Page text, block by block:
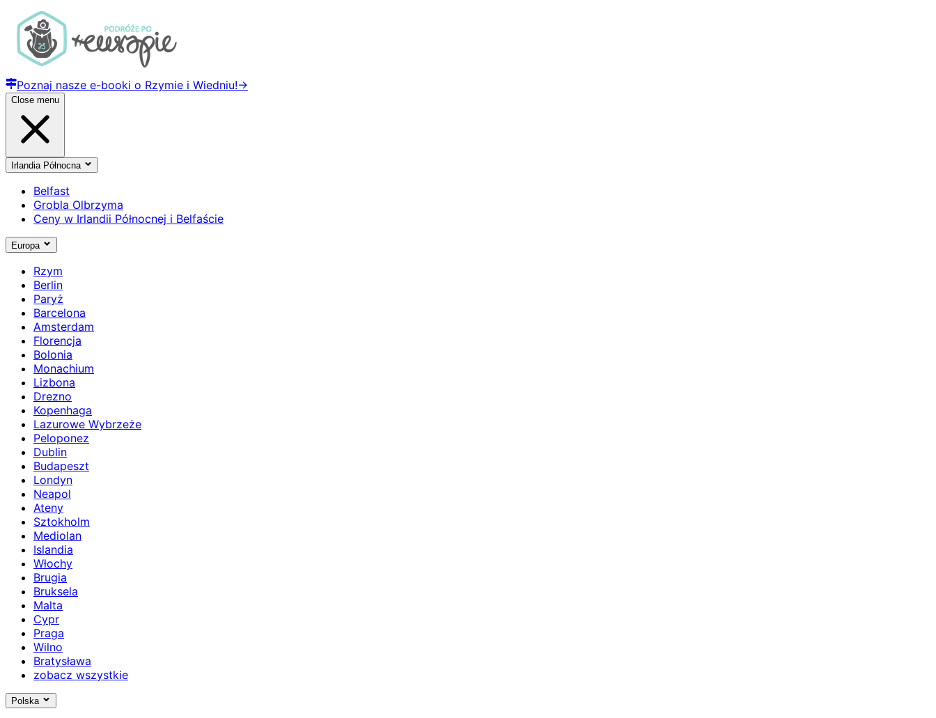
Poznaj nasze e-booki o Rzymie i Wiedniu!→
Close menu
Irlandia Północna
Belfast
Grobla Olbrzyma
Ceny w Irlandii Północnej i Belfaście
Europa
Rzym
Berlin
Paryż
Barcelona
Amsterdam
Florencja
Bolonia
Monachium
Lizbona
Drezno
Kopenhaga
Lazurowe Wybrzeże
Peloponez
Dublin
Budapeszt
Londyn
Neapol
Ateny
Sztokholm
Mediolan
Islandia
Włochy
Brugia
Bruksela
Malta
Cypr
Praga
Wilno
Bratysława
zobacz wszystkie
Polska